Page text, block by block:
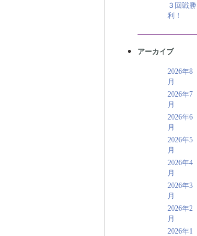
３回戦勝
利！
アーカイブ
2026年8
月
2026年7
月
2026年6
月
2026年5
月
2026年4
月
2026年3
月
2026年2
月
2026年1